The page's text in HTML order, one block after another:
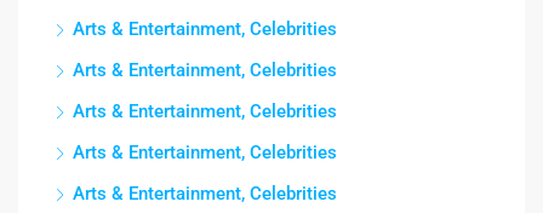
Arts & Entertainment, Celebrities
Arts & Entertainment, Celebrities
Arts & Entertainment, Celebrities
Arts & Entertainment, Celebrities
Arts & Entertainment, Celebrities